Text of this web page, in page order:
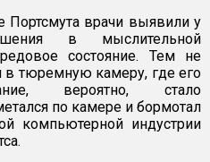
врачи выявили у
в мыслительной
состояние. Тем не
тюремную камеру, где его
вероятно, стало
по камере и бормотал
компьютерной индустрии